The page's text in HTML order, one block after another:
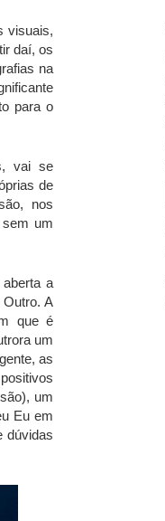
visuais,
daí, os
na
para o
vai se
de
nos
um
a
A
que é
um
as
um
Eu em
dúvidas